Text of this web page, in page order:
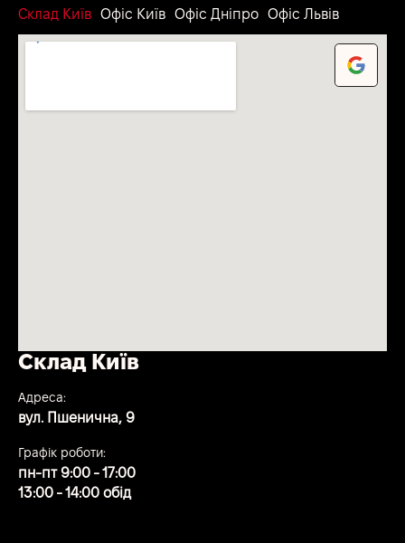
Склад Київ Офіс Київ Офіс Дніпро Офіс Львів
Склад Київ
Адреса:
вул. Пшенична, 9
Графік роботи:
пн-пт 9:00 - 17:00
13:00 - 14:00 обід